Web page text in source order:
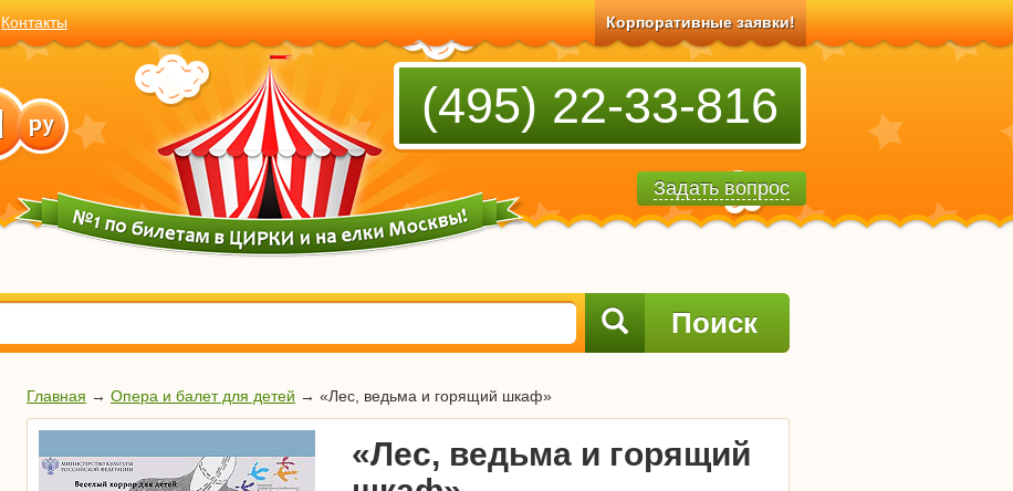
Контакты Корпоративные заявки!
(495) 22-33-816
Задать вопрос
Поиск
Главная → Опера и балет для детей → «Лес, ведьма и горящий шкаф»
«Лес, ведьма и горящий